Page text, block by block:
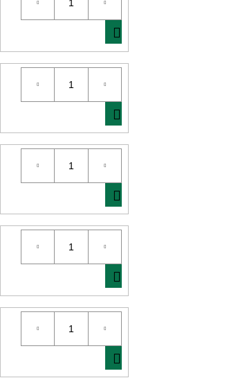
KOŠÍKA
KOŠÍKA
KOŠÍKA
KOŠÍKA
KOŠÍKA